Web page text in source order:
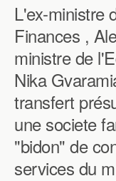
L'ex-ministre
Finances ,
ministre de
Nika
transfert
une societe
"bidon" de
services du